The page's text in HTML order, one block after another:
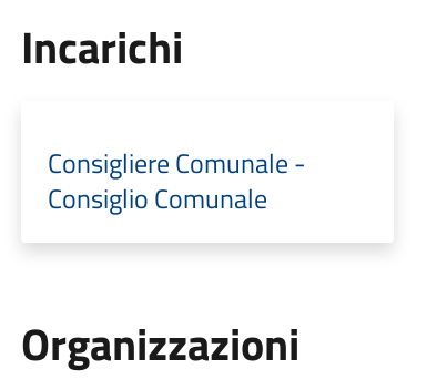
Incarichi
Consigliere Comunale -
Consiglio Comunale
Organizzazioni